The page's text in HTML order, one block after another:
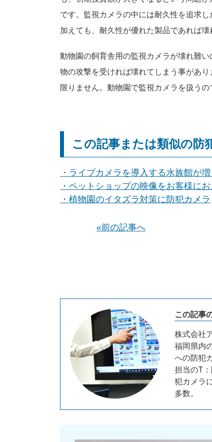
です。監視カメラの中には耐久性を追求
加えても、耐久性が優れた製品であれば壊
動物園の飼育舎用の監視カメラが壊れ難
物の攻撃を受ければ壊れてしまう事があ
限りません。動物園で監視カメラを扱う
この記事または類似の防
・ライブカメラを導入する水族館が
・ペットショップの映像をお客様に
・植物園のイタズラ対策に防犯カメラ
«前の記事へ
この記事
株式会社
福岡県内
への防犯
担当のT
犯カメラ
多数。